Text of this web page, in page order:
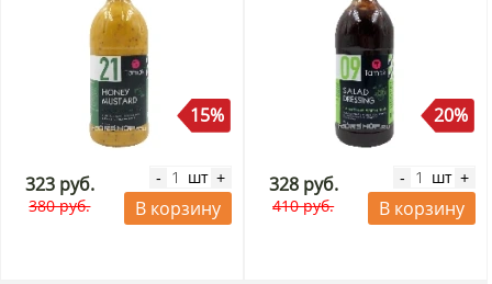
15%
323 руб.
380 руб.
- шт +
В корзину
20%
328 руб.
410 руб.
- шт +
В корзину